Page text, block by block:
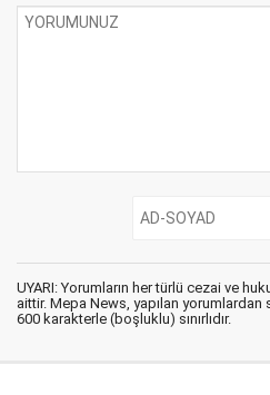
UYARI: Yorumların her türlü cezai ve
aittir. Mepa News, yapılan
600 karakterle (boşluklu) sınırlıdır.